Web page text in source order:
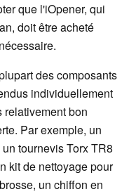
que l'iOpener, qui
doit être acheté
des composants
individuellement
bon
Par exemple, un
tournevis Torx TR8
kit de nettoyage pour
un chiffon en